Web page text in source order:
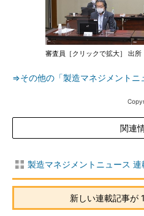
審査員［クリックで拡大］ 出所
⇒その他の「製造マネジメントニ
関連
製造マネジメントニュース 連
新しい連載記事が